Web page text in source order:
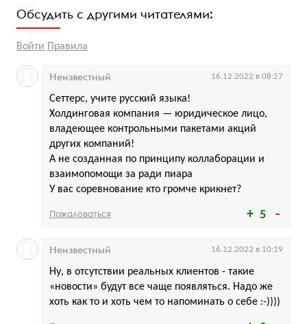
Обсудить с другими читателями:
Войти Правила
5
Сеттерс, учите русский языка!
Холдинговая компания — юридическое лицо,
владеющее контрольными пакетами акций
других компаний!
А не созданная по принципу коллаборации и
взаимопомощи за ради пиара
У вас соревнование кто громче крикнет?
Неизвестный 16.12.2022 в 08:27
Пожаловаться
Ну, в отсутствии реальных клиентов - такие
«новости» будут все чаще появляться. Надо же
хоть как то и хоть чем то напоминать о себе :-))))
Неизвестный 16.12.2022 в 10:19